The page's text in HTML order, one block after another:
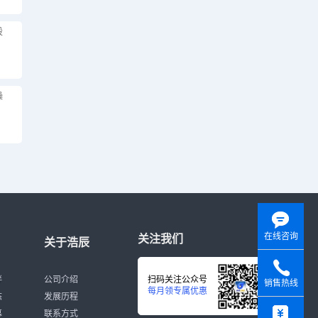
关于浩辰
公司介绍
发展历程
联系方式
关注我们
扫码关注公众号
每月领专属优惠
在线咨询
销售热线